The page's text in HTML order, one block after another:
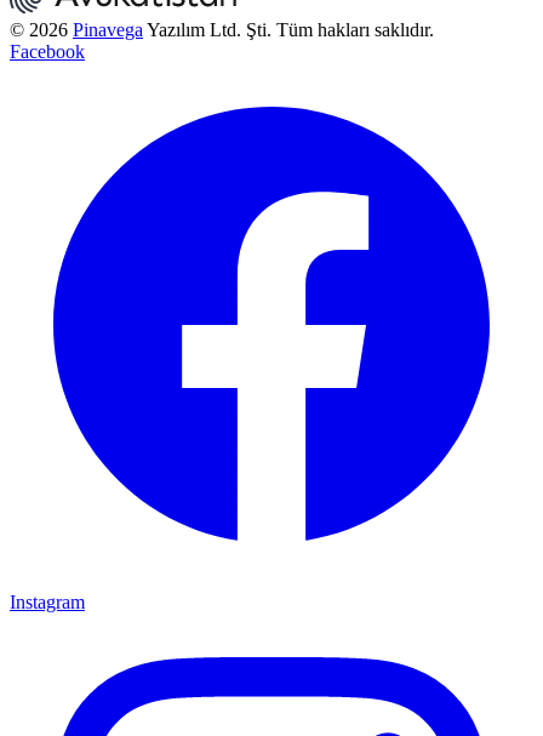
© 2026 Pinavega Yazılım Ltd. Şti. Tüm hakları saklıdır.
Facebook
Instagram